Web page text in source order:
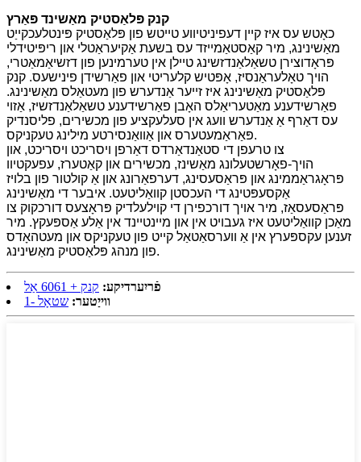
קנק פּלאַסטיק מאַשינד פּאַרץ
כאָטש עס איז קיין דעפיניטיווע טייטש פון פּלאַסטיק פּינטלעכקייַט
מאַשינינג, מיר קאַסטאַמייזד עס בשעת אַקיעראַטלי און ריפּיטידלי
פּראָדוצירן טשאַלאַנדזשינג טיילן אין טערמינען פון דזשיאַמאַטרי,
הויך טאָלעראַנסיז, אָפּטיש קלעריטי און פאַרשידן פינישעס. קנק
פּלאַסטיק מאַשינינג איז זייער אַנדערש פון מעטאַלס ​​מאַשינינג.
פאַרשידענע מאַטעריאַלס האָבן פאַרשידענע טשאַלאַנדזשיז, אַזוי
עס דאַרף אַ אַנדערש וועג אין סעלעקציע פון ​​מכשירים, פליסנדיק
פּאַראַמעטערס און אַוואַנסירטע מילינג טעקניקס.
צו טרעפן די סטאַנדאַרדס דאַרפן ויסריכט ויסריכט, און
הויך-פאָרשטעלונג מאַשינז, מכשירים און קאַטערז, עפעקטיוו
פּראָגראַממינג און פּראַסעסינג, דערפאַרונג און אַ קולטור פון בלויז
אַקסעפּטינג די העכסטן קוואַליטעט. איבער די מאַשינינג
פּראַסעסאַז, מיר אויך דורכפירן די קוילעלדיק פּראָצעס דורכקוק צו
מאַכן קוואַליטעט איז געבויט אין און מיינטיינד אין אַלע אַספּעקץ. מיר
זענען עקספּערץ אין אַ ווערסאַטאַל קייט פון טעקניקס און מעטהאָדס
פון מנהג פּלאַסטיק מאַשינינג.
פֿריִערדיקע: קנק + 6061 אַל
ווייַטער: שטאָל -1